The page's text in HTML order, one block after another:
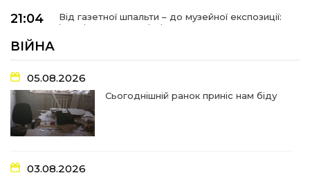
21:04
Від газетної шпальти – до музейної експозиції:
історії Героїв Барвінківщини стали частиною
17:18
27 лип
У Барвінківській громаді вшанували людей
найгуманнішої професії
16:29
22 лип
Медики Барвінківської громади
вдосконалюють професійні навички
ВІЙНА
05.08.2026
Сьогоднішній ранок приніс нам біду
03.08.2026